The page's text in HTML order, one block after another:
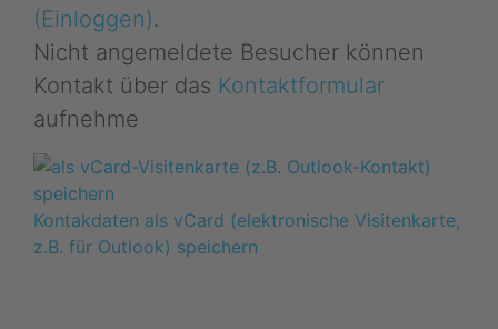
(Einloggen).
Nicht angemeldete Besucher können
Kontakt über das Kontaktformular
aufnehme
Kontakdaten als vCard (elektronische Visitenkarte,
z.B. für Outlook) speichern